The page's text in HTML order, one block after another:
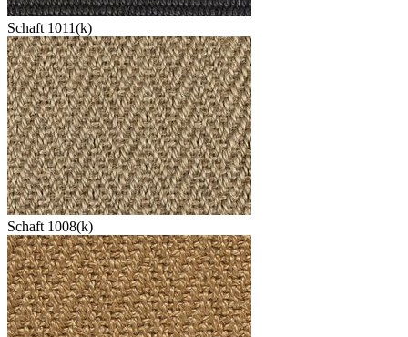
Schaft 1011(k)
Schaft 1008(k)